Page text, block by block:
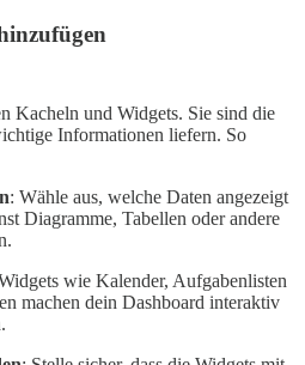
Kacheln und Widgets. Sie sind die
Informationen liefern. So
: Wähle aus, welche Daten angezeigt
Diagramme, Tabellen oder andere
wie Kalender, Aufgabenlisten
machen dein Dashboard interaktiv